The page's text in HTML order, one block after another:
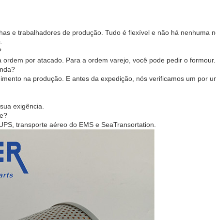
e trabalhadores de produção. Tudo é flexível e não há
por atacado. Para a ordem varejo, você pode pedir o formour.
na produção. E antes da expedição, nós verificamos um por
exigência.
transporte aéreo do EMS e SeaTransortation.